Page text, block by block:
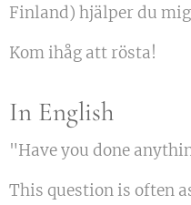
Finland) hjälper du
Kom ihåg att rösta!
In English
"Have you done
This question is often